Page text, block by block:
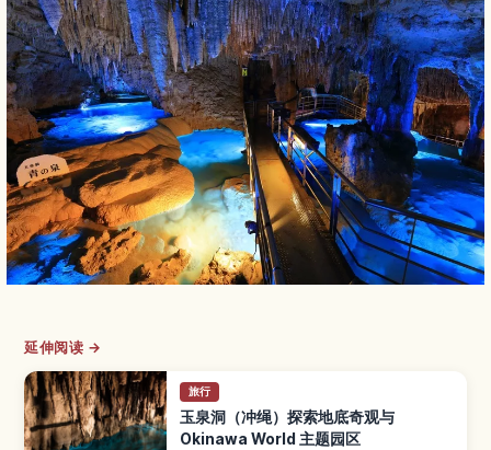
延伸阅读 →
旅行
玉泉洞（冲绳）探索地底奇观与
Okinawa World 主题园区